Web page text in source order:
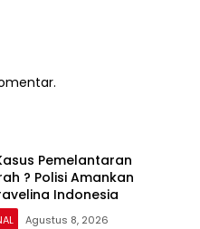
Pemelantaran
? Polisi Amankan
Indonesia
Agustus 8, 2026